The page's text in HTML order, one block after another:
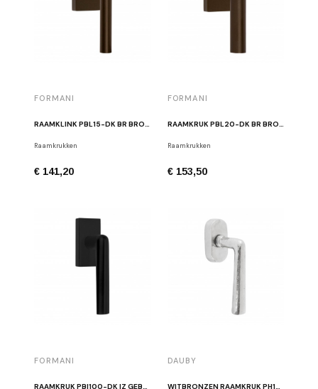
FORMANI
RAAMKLINK PBL15-DK BR BRONS
Raamkrukken
€ 141,20
FORMANI
RAAMKRUK PBL20-DK BR BRONS
Raamkrukken
€ 153,50
FORMANI
RAAMKRUK PBI100-DK IZ GEBORSTELD ZWART
DAUBY
WITBRONZEN RAAMKRUK PH1925+ DK WB